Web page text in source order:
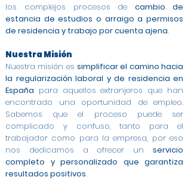
los complejos procesos decambio de
estancia de estudios o arraigo a permisos
de residencia y trabajo por cuenta ajena.
Nuestra Misión
Nuestra misión es simplificar el camino hacia
la regularización laboral y de residencia en
España para aquellos extranjeros que han
encontrado una oportunidad de empleo.
Sabemos que el proceso puede ser
complicado y confuso, tanto para el
trabajador como para la empresa, por eso
nos dedicamos a ofrecer un servicio
completo y personalizado que garantiza
resultados positivos.